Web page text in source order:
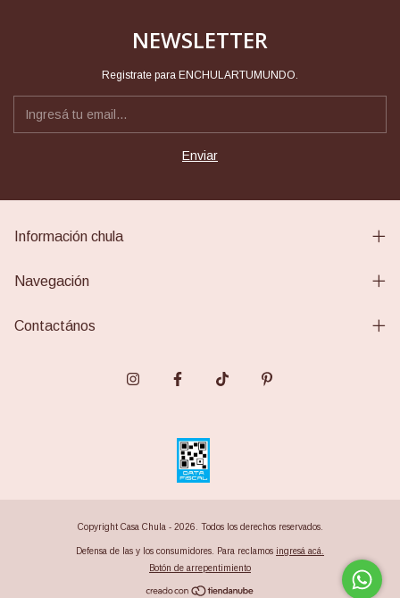
NEWSLETTER
Registrate para ENCHULARTUMUNDO.
Información chula
Navegación
Contactános
Copyright Casa Chula - 2026. Todos los derechos reservados.
Defensa de las y los consumidores. Para reclamos ingresá acá.
Botón de arrepentimiento